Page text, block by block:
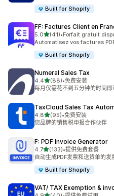
Built for Shopify
FF: Factures Client en
5.0星（满分 5 星）
(41)
总共 41 条评论
•Forfait gratuit
Automatisez vos factures
Built for Shopify
Numeral Sales Tax
4.4星（满分 5 星）
(88)
总共 88 条评论
•免费安装
每月仅需花不到五分钟的时间即
TaxCloud Sales Tax
4.8星（满分 5 星）
(95)
总共 95 条评论
•免费安装
您品牌的销售税申报合作伙伴
F: PDF Invoice Generator
4.7星（满分 5 星）
(133)
总共 133 条评论
•提供免费套餐
自动生成PDF发票和送货单的发
Built for Shopify
VAT/ TAX Exemption &